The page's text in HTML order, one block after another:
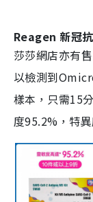
Reagen 新冠
莎莎網店亦有
以檢測到
樣本，只需15
度95.2%，特